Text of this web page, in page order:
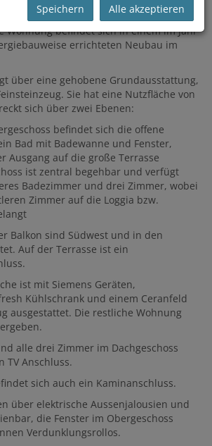
Wohnung befindet sich in einem im Jahr
errichteten Neubau im
über eine gehobene Grundausstattung,
Sie hat eine Nutzfläche von
sich über zwei Ebenen:
befindet sich die offene
Bad mit Badewanne und Fenster,
Ausgang auf die große Terrasse
ist zentral begehbar und verfügt
Badezimmer und drei Zimmer, wobei
Zimmer auf die Loggia bzw.
Balkon sind Südwest und in den
Auf der Terrasse ist ein
ist mit Siemens Geräten,
Kühlschrank und einem Ceranfeld
ausgestattet. Die restliche Wohnung
alle drei Zimmer im Dachgeschoss
TV Anschluss.
sich auch ein Kaminanschluss.
über elektrische Aussenjalousien und
die Fenster im Obergeschoss
Verdunklungsrollos.
Speichern Alle akzeptieren